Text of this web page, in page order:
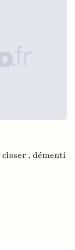
closer , démenti